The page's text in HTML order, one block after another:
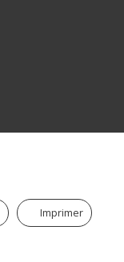
Imprimer